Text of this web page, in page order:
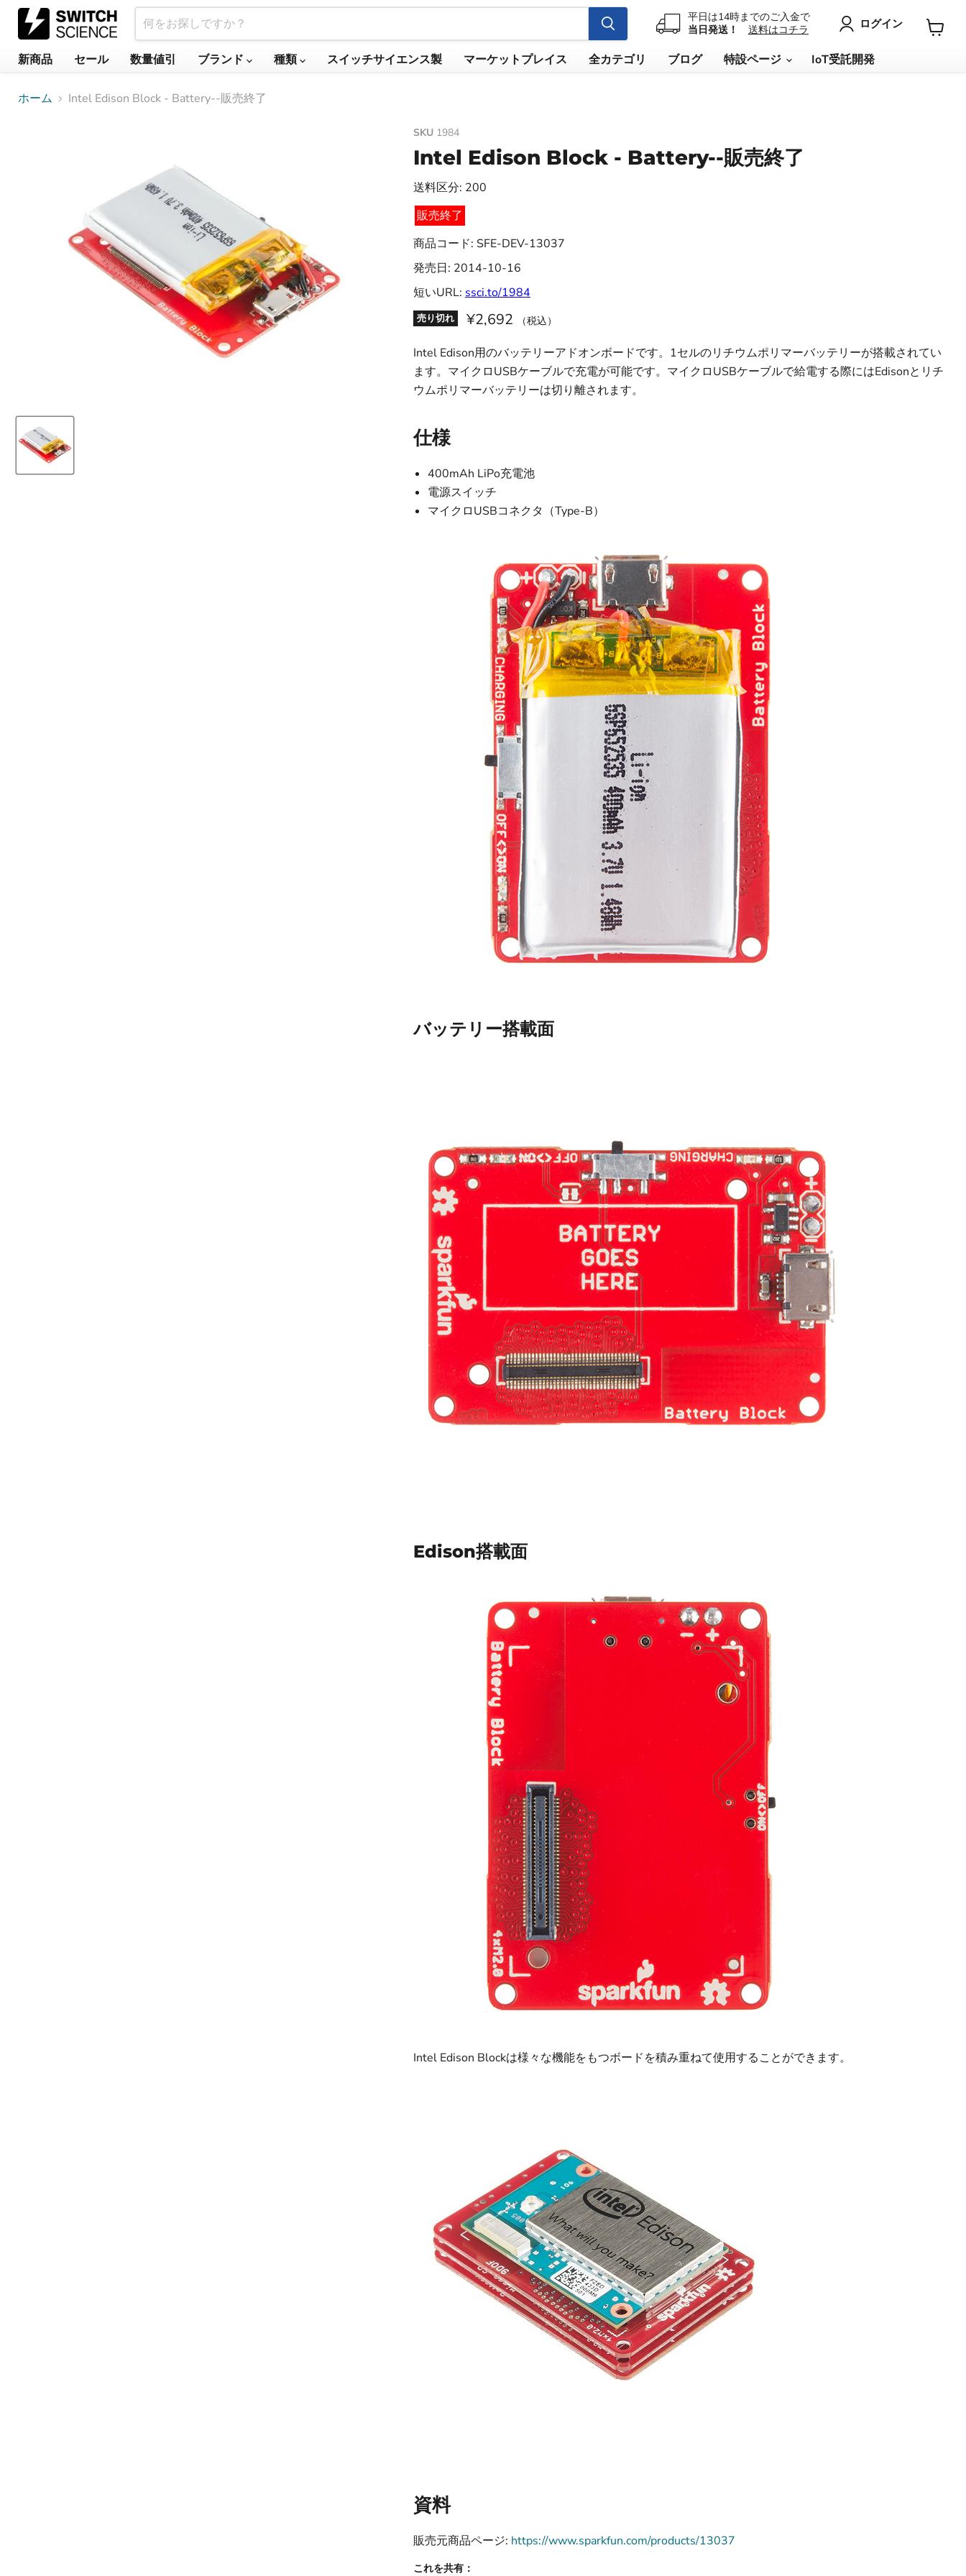
平日は14時までのご入金で
当日発送！
送料はコチラ ログイン
新商品 セール 数量値引 ブランド 種類 スイッチサイエンス製 マーケットプレイス 全カテゴリ ブログ 特設ページ IoT受託開発
ホーム Intel Edison Block - Battery--販売終了
SKU 1984
Intel Edison Block - Battery--販売終了
送料区分: 200
販売終了
商品コード: SFE-DEV-13037
発売日: 2014-10-16
短いURL: ssci.to/1984
売り切れ ¥2,692 （税込）
Intel Edison用のバッテリーアドオンボードです。1セルのリチウムポリマーバッテリーが搭載されてい
ます。マイクロUSBケーブルで充電が可能です。マイクロUSBケーブルで給電する際にはEdisonとリチ
ウムポリマーバッテリーは切り離されます。
仕様
400mAh LiPo充電池
電源スイッチ
マイクロUSBコネクタ（Type-B）
バッテリー搭載面
Edison搭載面
Intel Edison Blockは様々な機能をもつボードを積み重ねて使用することができます。
資料
販売元商品ページ: https://www.sparkfun.com/products/13037
これを共有：